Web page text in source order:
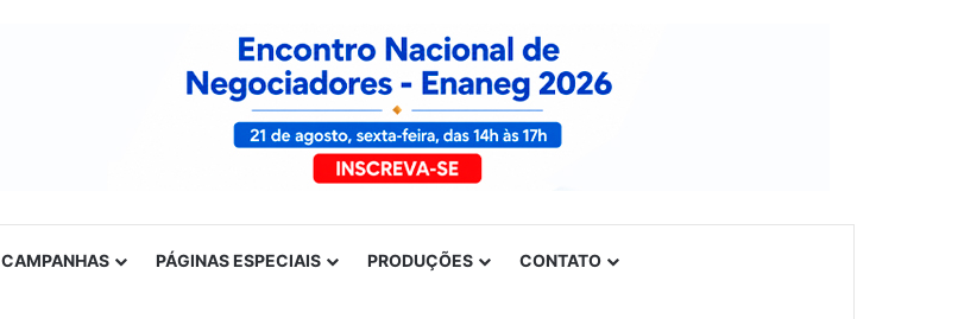
CAMPANHAS PÁGINAS ESPECIAIS PRODUÇÕES CONTATO